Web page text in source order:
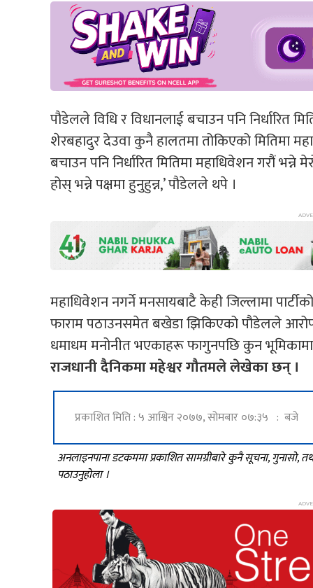
पौडेलले विधि र विधानलाई बचाउन पनि निर्धारित
शेरबहादुर देउवा कुनै हालतमा तोकिएको मितिमा
बचाउन पनि निर्धारित मितिमा महाधिवेशन गरौं भन्ने
होस् भन्ने पक्षमा हुनुहुन्न,’ पौडेलले थपे ।
महाधिवेशन नगर्ने मनसायबाटै केही जिल्लामा
फाराम पठाउनसमेत बखेडा झिकिएको पौडेलले
धमाधम मनोनीत भएकाहरू फागुनपछि कुन भूमिकामा
राजधानी दैनिकमा महेश्वर गौतमले लेखेका छन् ।
प्रकाशित मिति : ५ आश्विन २०७७, सोमबार ०७:३५ : बजे
अनलाइनपाना डटकममा प्रकाशित सामग्रीबारे कुनै सूचना, गुनासो,
पठाउनुहोला ।